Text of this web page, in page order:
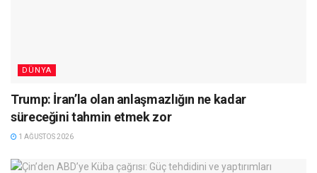
DÜNYA
Trump: İran’la olan anlaşmazlığın ne kadar
süreceğini tahmin etmek zor
1 AĞUSTOS 2026